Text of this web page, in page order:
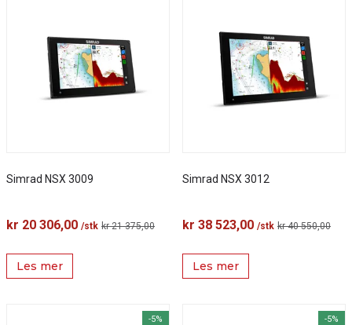
Simrad NSX 3009
kr 20 306,00 /stk kr 21 375,00
Les mer
Simrad NSX 3012
kr 38 523,00 /stk kr 40 550,00
Les mer
-5% -5%